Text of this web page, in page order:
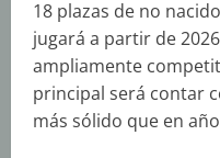
18 plazas de no
jugará a partir de
ampliamente
principal será contar
más sólido que en